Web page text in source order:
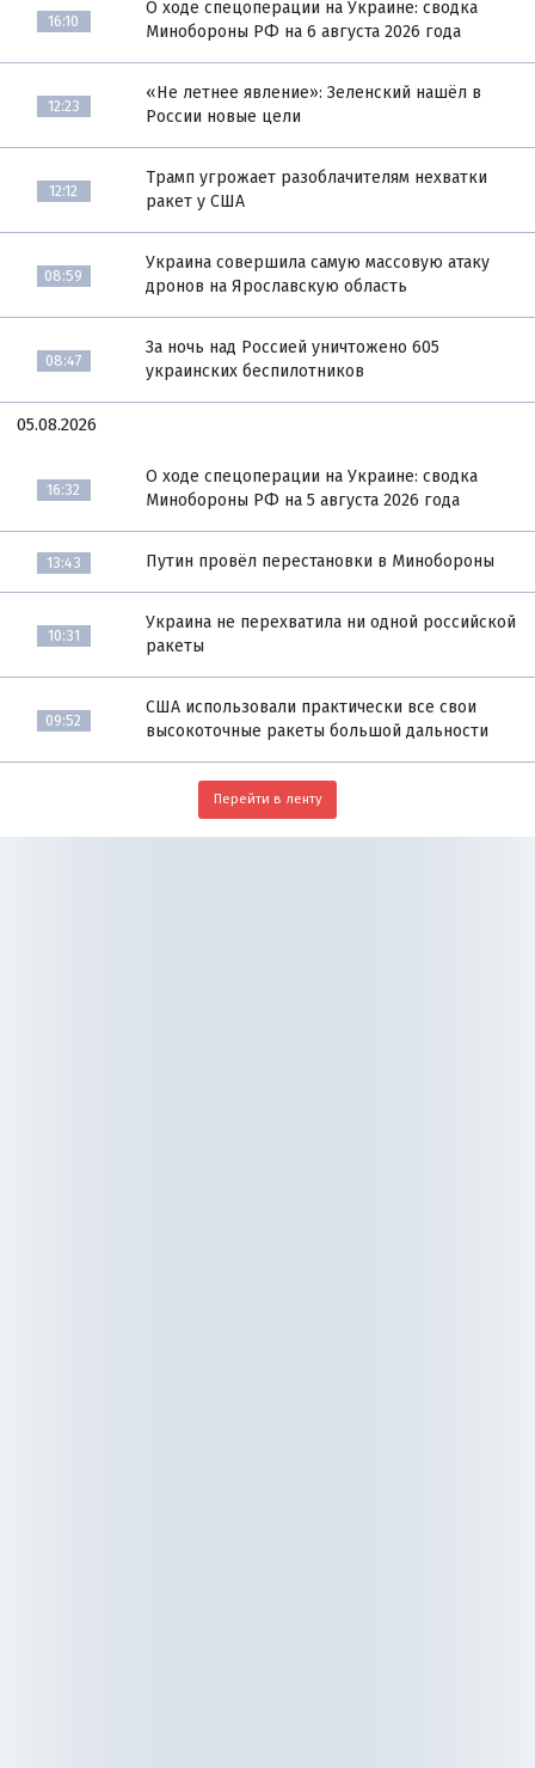
16:10
О ходе спецоперации на Украине: сводка
Минобороны РФ на 6 августа 2026 года
12:23
«Не летнее явление»: Зеленский нашёл в
России новые цели
12:12
Трамп угрожает разоблачителям нехватки
ракет у США
08:59
Украина совершила самую массовую атаку
дронов на Ярославскую область
08:47
За ночь над Россией уничтожено 605
украинских беспилотников
05.08.2026
16:32
О ходе спецоперации на Украине: сводка
Минобороны РФ на 5 августа 2026 года
13:43 Путин провёл перестановки в Минобороны
10:31
Украина не перехватила ни одной российской
ракеты
09:52
США использовали практически все свои
высокоточные ракеты большой дальности
Перейти в ленту